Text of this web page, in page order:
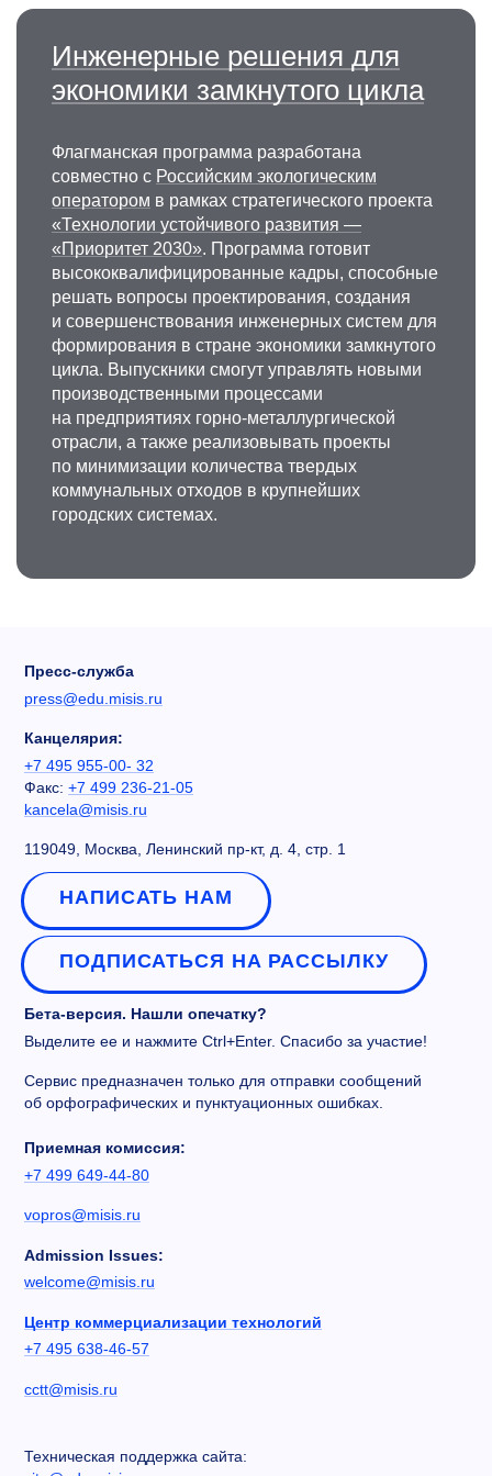
и экологии горного производства горного
председателя СОПС ВАВТ
председателя Общественного совета при
ВНИИ Экология
Заместитель председателя Общественного
Совета при Минприроды России, независимый
федеральный эксперт Счетной Палаты РФ,
независимый федеральный эксперт
Министерства природных ресурсов и экологии
Российской Федерации, независимый
федеральный эксперт Федеральной службе
по гидрометеорологии и мониторингу
окружающей среды
кафедры энергоэффек­тивных и ресурсосбере­
гающих промышленных технологий
Ведущий специалист России по логистике
технологических процессов и производств,
рециклингу на металлургических
производствах, аддитивным технологиям.
trav@misis.ru
Иван Васильевич Петров
Член общественного совета Министерства
Первый заместитель декана Факультета
университета при Правительстве РФ. Ведущий
специалист в области экономического
природопользования, разработки программ
развития промышленных предприятий.
Инженерные решения для
экономики замкнутого цикла
Флагманская программа разработана
совместно с Российским экологическим
оператором в рамках стратегического проекта
«Технологии устойчивого развития —
«Приоритет 2030». Программа готовит
высококвалифицированные кадры, способные
решать вопросы проектирования, создания
и совершенствования инженерных систем для
формирования в стране экономики замкнутого
цикла. Выпускники смогут управлять новыми
производственными процессами
на предприятиях горно-металлургической
отрасли, а также реализовывать проекты
по минимизации количества твердых
коммунальных отходов в крупнейших
городских системах.
Пресс-служба
press@edu.misis.ru
Канцелярия:
+7 495 955-00- 32
Факс: +7 499 236-21-05
kancela@misis.ru
119049, Москва, Ленинский пр-кт, д. 4, стр. 1
НАПИСАТЬ НАМ
ПОДПИСАТЬСЯ НА РАССЫЛКУ
Бета-версия. Нашли опечатку?
Выделите ее и нажмите Ctrl+Enter. Спасибо за участие!
Сервис предназначен только для отправки сообщений
об орфографических и пунктуационных ошибках.
Приемная комиссия:
+7 499 649-44-80
vopros@misis.ru
Admission Issues:
welcome@misis.ru
Центр коммерциализации технологий
+7 495 638-46-57
cctt@misis.ru
Техническая поддержка сайта: